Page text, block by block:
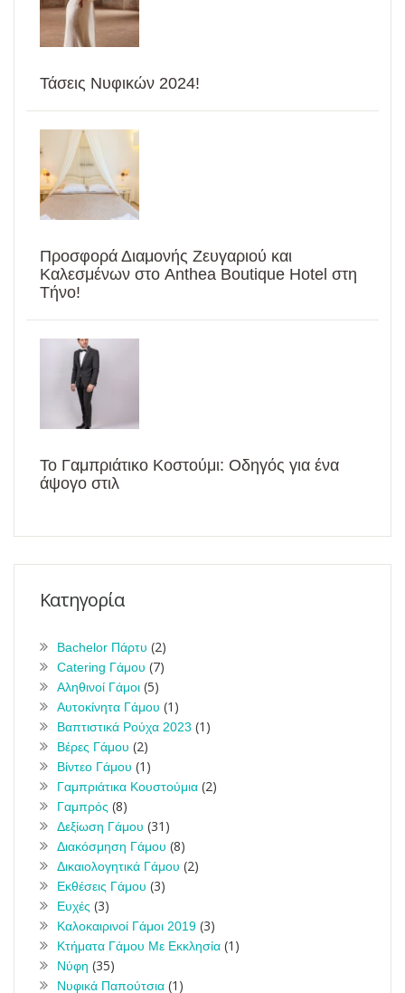
Τάσεις Νυφικών 2024!
Προσφορά Διαμονής Ζευγαριού και
Καλεσμένων στο Anthea Boutique Hotel στη
Τήνο!
Το Γαμπριάτικο Κοστούμι: Οδηγός για ένα
άψογο στιλ
Κατηγορία
Bachelor Πάρτυ (2)
Catering Γάμου (7)
Αληθινοί Γάμοι (5)
Αυτοκίνητα Γάμου (1)
Βαπτιστικά Ρούχα 2023 (1)
Βέρες Γάμου (2)
Βίντεο Γάμου (1)
Γαμπριάτικα Κουστούμια (2)
Γαμπρός (8)
Δεξίωση Γάμου (31)
Διακόσμηση Γάμου (8)
Δικαιολογητικά Γάμου (2)
Εκθέσεις Γάμου (3)
Ευχές (3)
Καλοκαιρινοί Γάμοι 2019 (3)
Κτήματα Γάμου Με Εκκλησία (1)
Νύφη (35)
Νυφικά Παπούτσια (1)